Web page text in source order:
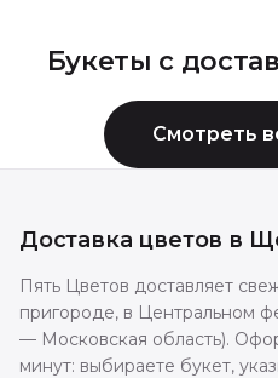
Букеты с
Смотреть
Доставка цветов в
Пять Цветов доставляет
пригороде, в Центральном
— Московская область).
минут: выбираете букет,